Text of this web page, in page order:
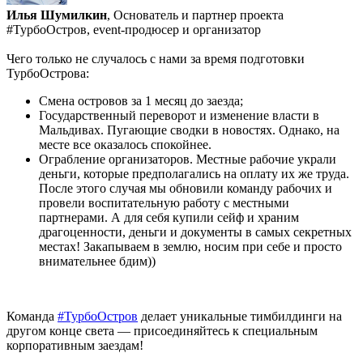
Илья Шумилкин, Основатель и партнер проекта
#ТурбоОстров, event-продюсер и организатор
Чего только не случалось с нами за время подготовки
ТурбоОстрова:
Смена островов за 1 месяц до заезда;
Государственный переворот и изменение власти в
Мальдивах. Пугающие сводки в новостях. Однако, на
месте все оказалось спокойнее.
Ограбление организаторов. Местные рабочие украли
деньги, которые предполагались на оплату их же труда.
После этого случая мы обновили команду рабочих и
провели воспитательную работу с местными
партнерами. А для себя купили сейф и храним
драгоценности, деньги и документы в самых секретных
местах! Закапываем в землю, носим при себе и просто
внимательнее бдим))
Команда #ТурбоОстров делает уникальные тимбилдинги на
другом конце света — присоединяйтесь к специальным
корпоративным заездам!